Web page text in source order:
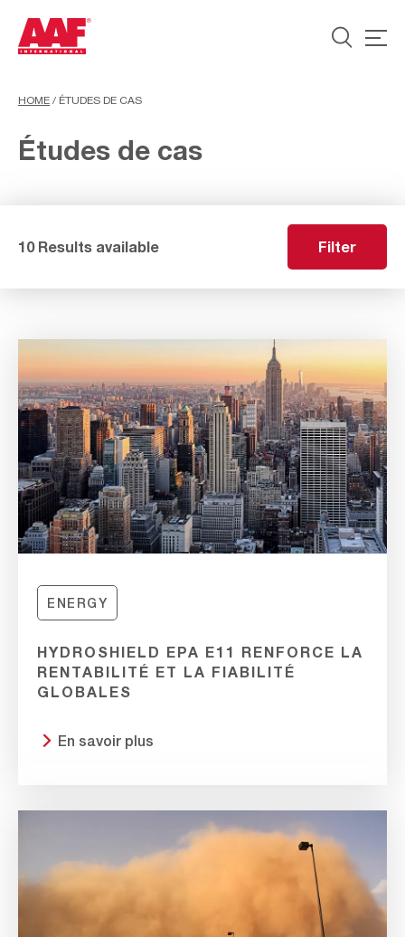
HOME / ÉTUDES DE CAS
Études de cas
10 Results available Filter
ENERGY
HYDROSHIELD EPA E11 RENFORCE LA
RENTABILITÉ ET LA FIABILITÉ
GLOBALES
En savoir plus